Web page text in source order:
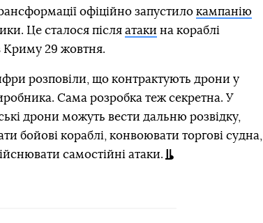
офіційно запустило кампанію
Це сталося після атаки на кораблі
Криму 29 жовтня.
розповіли, що контрактують дрони у
Сама розробка теж секретна. У
дрони можуть вести дальню розвідку,
бойові кораблі, конвоювати торгові судна,
самостійні атаки.